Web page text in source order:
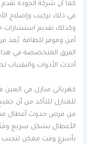
كما أن شركة الجودة تقدم
في ذلك تركيب وإصلاح
وكذلك تقديم
آمن وموفر للطاقة. يُعد
الفرق المتخصصة في هذا
أحدث الأدوات
كهربائي منازل في العين
للمنازل للتأكد من أن
من فرص حدوث أعطال
الأعطال بشكل سريع
بأسرع وقت ممكن لتجنب